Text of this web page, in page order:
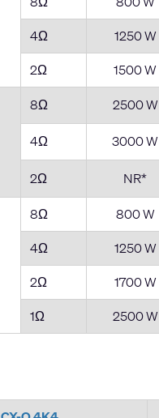
4Ω
1250 W
2Ω
1500 W
8Ω 2500 W
4Ω 3000 W
2Ω NR*
8Ω 800 W
4Ω
1250 W
2Ω
1700 W
1Ω
2500 W